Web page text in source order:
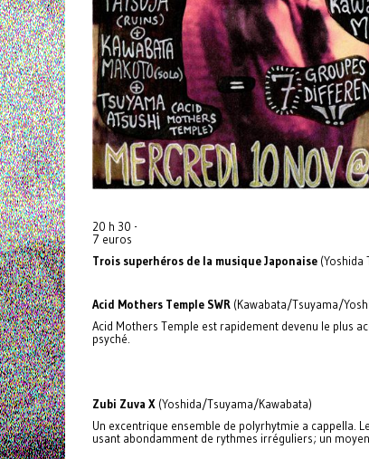
20 h 30 -
7 euros
Trois superhéros de la musique Japonaise (Yoshida
Acid Mothers Temple SWR (Kawabata/Tsuyama/
Acid Mothers Temple est rapidement devenu le plus
psyché.
Zubi Zuva X (Yoshida/Tsuyama/Kawabata)
Un excentrique ensemble de polyrhytmie a cappella.
usant abondamment de rythmes irréguliers; un